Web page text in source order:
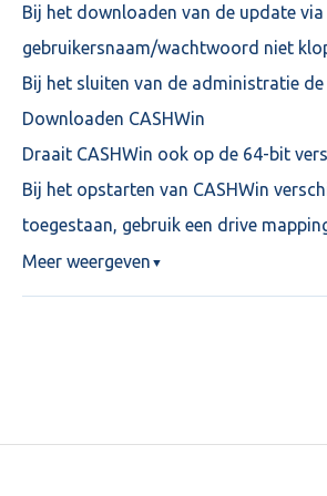
Bij het downloaden van de update
gebruikersnaam/wachtwoord niet
Bij het sluiten van de administratie
Downloaden CASHWin
Draait CASHWin ook op de 64-bit
Bij het opstarten van CASHWin
toegestaan, gebruik een drive
Meer weergeven ▼